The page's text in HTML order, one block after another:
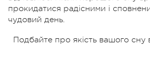
прокидатися радісними і
чудовий день.
Подбайте про якість вашого сну